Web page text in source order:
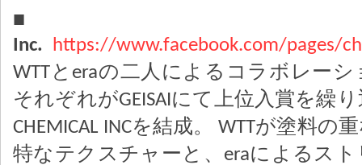
Inc. https://www.facebook.com/pages/
WTTとeraの二人によるコラボレー
それぞれがGEISAIにて上位入賞を繰
CHEMICAL INCを結成。 WTTが塗料の
特なテクスチャーと、eraによるス